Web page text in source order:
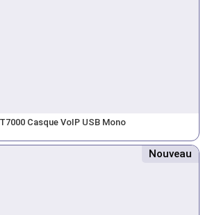
Casque VoIP USB Mono
Nouveau